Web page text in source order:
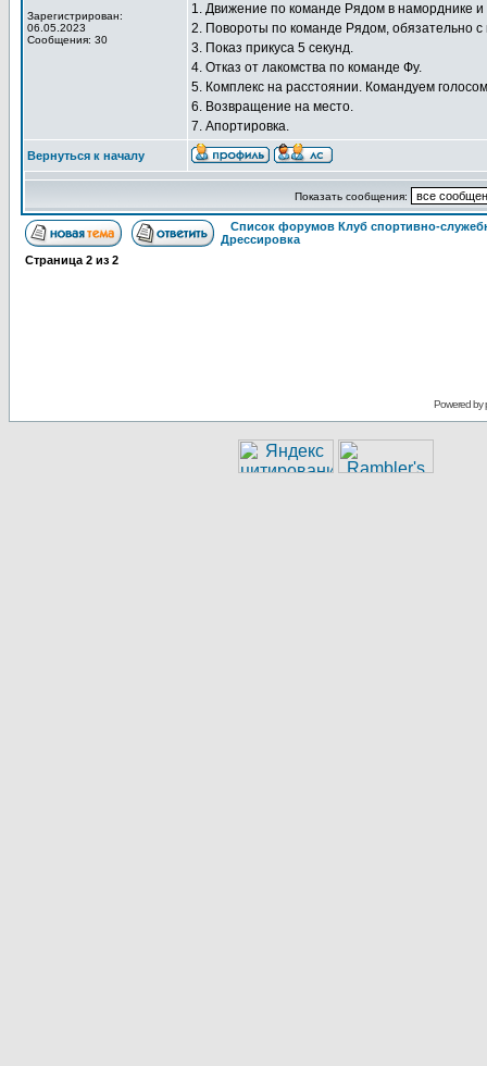
Зарегистрирован:
06.05.2023
Сообщения: 30
1. Движение по команде Рядом в наморднике
2. Повороты по команде Рядом, обязательно с
3. Показ прикуса 5 секунд.
4. Отказ от лакомства по команде Фу.
5. Комплекс на расстоянии. Командуем
6. Возвращение на место.
7. Апортировка.
Вернуться к началу
Показать сообщения:
Список форумов Клуб спортивно-
Дрессировка
Страница 2 из 2
Powered by